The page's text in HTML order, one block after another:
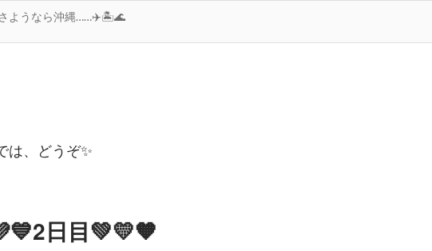
さようなら沖縄……✈️🏝️🌊
は、どうぞ✨️
日目💚💛🧡